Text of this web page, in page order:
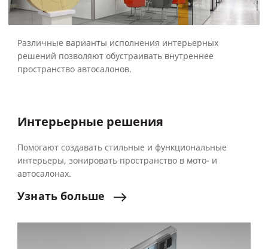
Различные варианты исполнения интерьерных
решений позволяют обустраивать внутреннее
пространство автосалонов.
Интерьерные решения
Помогают создавать стильные и функциональные
интерьеры, зонировать пространство в мото- и
автосалонах.
Узнать больше